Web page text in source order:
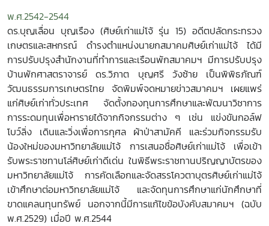
พ.ศ.2542-2544
ดร.บุญเลื่อน บุญเรือง (ศิษย์เก่าแม่โจ้ รุ่น 15) อดีตปลัดกระทรวง
เกษตรและสหกรณ์ ดำรงตำแหน่งนายกสมาคมศิษย์เก่าแม่โจ้ ได้มี
การปรับปรุงสำนักงานที่ทำการและเรือนพักสมาคมฯ มีการปรับปรุง
บ้านพักศาสตราจารย์ ดร.วิภาต บุญศรี วังซ้าย เป็นพิพิธภัณฑ์
วัฒนธรรมการเกษตรไทย จัดพิมพ์จดหมายข่าวสมาคมฯ เผยแพร่
แก่ศิษย์เก่าทั่วประเทศ จัดตั้งกองทุนการศึกษาและพัฒนาวิชาการ
การระดมทุนเพื่อหารายได้จากกิจกรรมต่าง ๆ เช่น แข่งขันกอล์ฟ
โบว์ลิ่ง เดินและวิ่งเพื่อการกุศล ผ้าป่าสามัคคี และร่วมกิจกรรมรับ
น้องใหม่ของมหาวิทยาลัยแม่โจ้ การเสนอชื่อศิษย์เก่าแม่โจ้ เพื่อเข้า
รับพระราชทานโล่ศิษย์เก่าดีเด่น ในพิธีพระราชทานปริญญาบัตรของ
มหาวิทยาลัยแม่โจ้ การคัดเลือกและจัดสรรโควตาบุตรศิษย์เก่าแม่โจ้
เข้าศึกษาต่อมหาวิทยาลัยแม่โจ้ และจัดทุนการศึกษาแก่นักศึกษาที่
ขาดแคลนทุนทรัพย์ นอกจากนี้มีการแก้ไขข้อบังคับสมาคมฯ (ฉบับ
พ.ศ.2529) เมื่อปี พ.ศ.2544